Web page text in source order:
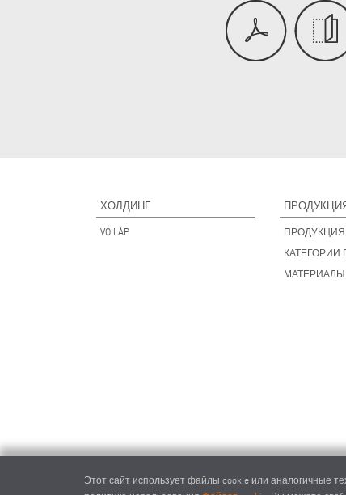
ХОЛДИНГ
VOILÀP
ПРОДУКЦИЯ
КАТЕГОРИИ
МАТЕРИАЛЫ
Этот сайт использует файлы cookie или аналогичные